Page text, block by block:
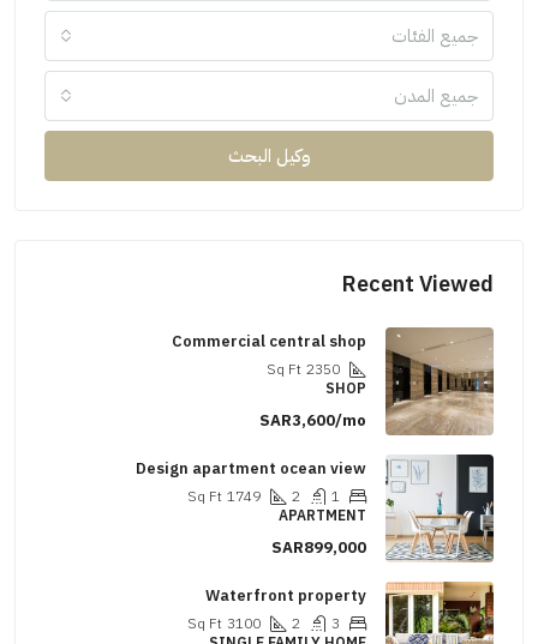
جميع الفئات
جميع المدن
وكيل البحث
Recent Viewed
Commercial central shop
2350
Sq Ft
SHOP
SAR3,600/mo
Design apartment ocean view
1749
Sq Ft
APARTMENT
SAR899,000
Waterfront property
3100
Sq Ft